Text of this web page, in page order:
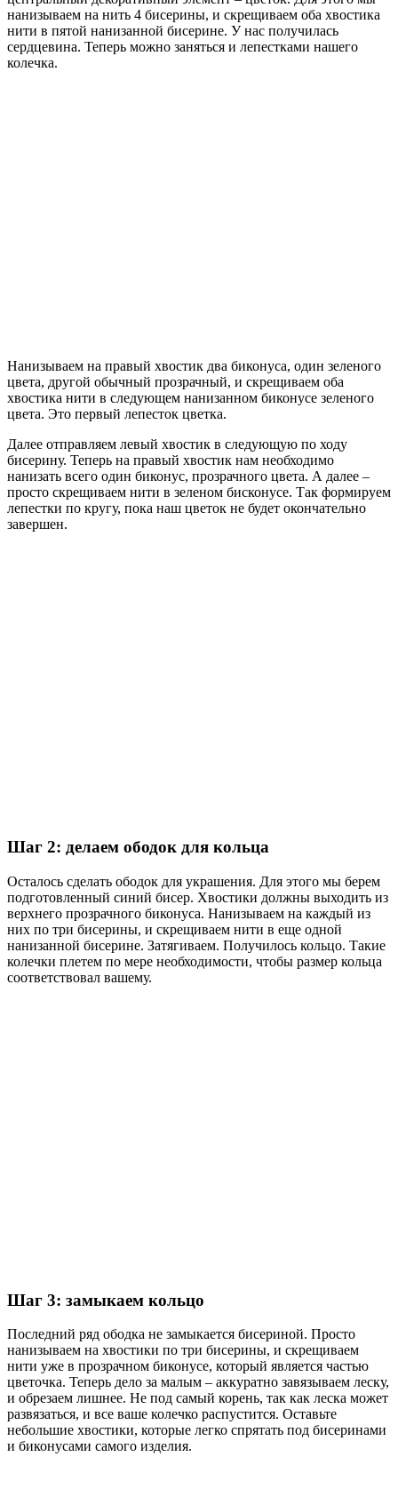
нанизываем на нить 4 бисерины, и скрещиваем оба хвостика
нити в пятой нанизанной бисерине. У нас получилась
сердцевина. Теперь можно заняться и лепестками нашего
колечка.
Нанизываем на правый хвостик два биконуса, один зеленого
цвета, другой обычный прозрачный, и скрещиваем оба
хвостика нити в следующем нанизанном биконусе зеленого
цвета. Это первый лепесток цветка.
Далее отправляем левый хвостик в следующую по ходу
бисерину. Теперь на правый хвостик нам необходимо
нанизать всего один биконус, прозрачного цвета. А далее –
просто скрещиваем нити в зеленом бисконусе. Так формируем
лепестки по кругу, пока наш цветок не будет окончательно
завершен.
Шаг 2: делаем ободок для кольца
Осталось сделать ободок для украшения. Для этого мы берем
подготовленный синий бисер. Хвостики должны выходить из
верхнего прозрачного биконуса. Нанизываем на каждый из
них по три бисерины, и скрещиваем нити в еще одной
нанизанной бисерине. Затягиваем. Получилось кольцо. Такие
колечки плетем по мере необходимости, чтобы размер кольца
соответствовал вашему.
Шаг 3: замыкаем кольцо
Последний ряд ободка не замыкается бисериной. Просто
нанизываем на хвостики по три бисерины, и скрещиваем
нити уже в прозрачном биконусе, который является частью
цветочка. Теперь дело за малым – аккуратно завязываем леску,
и обрезаем лишнее. Не под самый корень, так как леска может
развязаться, и все ваше колечко распустится. Оставьте
небольшие хвостики, которые легко спрятать под бисеринами
и биконусами самого изделия.